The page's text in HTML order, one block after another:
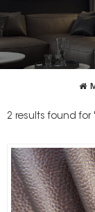
2 results found